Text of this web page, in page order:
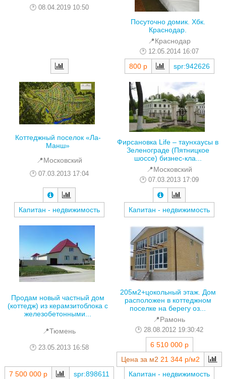
08.04.2019 10:50
Посуточно домик. Хбк.
Краснодар.
📍Краснодар
12.05.2014 16:07
800 р spr:942626
Коттеджный поселок «Ла-
Манш»
📍Московский
07.03.2013 17:04
Капитан - недвижимость
Фирсановка Life – таунхаусы в
Зеленограде (Пятницкое
шоссе) бизнес-кла...
📍Московский
07.03.2013 17:09
Капитан - недвижимость
Продам новый частный дом
(коттедж) из керамзитоблока с
железобетонными...
📍Тюмень
23.05.2013 16:58
7 500 000 р spr:898611
205м2+цокольный этаж. Дом
расположен в коттеджном
поселке на берегу оз...
📍Рамонь
28.08.2012 19:30:42
6 510 000 р
Цена за м2 21 344 р/м2
Капитан - недвижимость